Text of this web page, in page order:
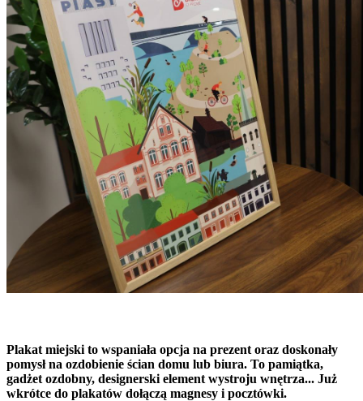
Plakat miejski to wspaniała opcja na prezent oraz doskonały
pomysł na ozdobienie ścian domu lub biura. To pamiątka,
gadżet ozdobny, designerski element wystroju wnętrza... Już
wkrótce do plakatów dołączą magnesy i pocztówki.